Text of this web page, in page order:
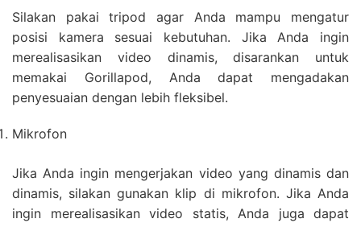
Silakan pakai tripod agar Anda mampu mengatur
posisi kamera sesuai kebutuhan. Jika Anda ingin
merealisasikan video dinamis, disarankan untuk
memakai Gorillapod, Anda dapat mengadakan
penyesuaian dengan lebih fleksibel.
Mikrofon
Jika Anda ingin mengerjakan video yang dinamis dan
dinamis, silakan gunakan klip di mikrofon. Jika Anda
ingin merealisasikan video statis, Anda juga dapat